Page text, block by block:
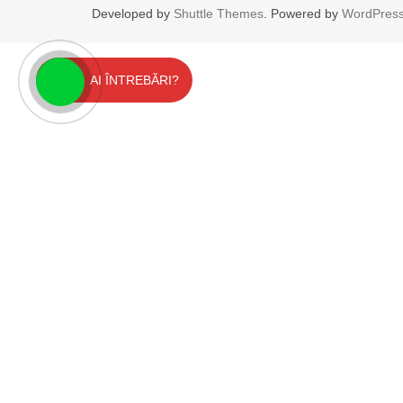
Developed by Shuttle Themes . Powered by
AI ÎNTREBĂRI?